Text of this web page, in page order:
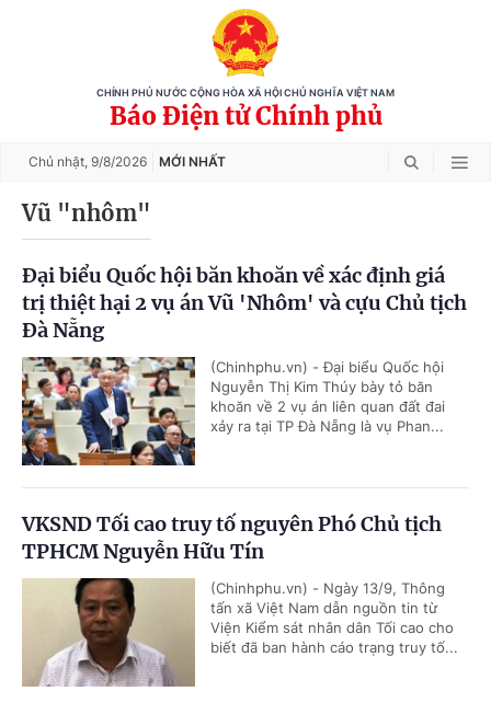
CHÍNH PHỦ NƯỚC CỘNG HÒA XÃ HỘI CHỦ NGHĨA VIỆT NAM
Báo Điện tử Chính phủ
Chủ nhật, 9/8/2026 MỚI NHẤT
Vũ "nhôm"
Đại biểu Quốc hội băn khoăn về xác định giá
trị thiệt hại 2 vụ án Vũ 'Nhôm' và cựu Chủ tịch
Đà Nẵng
(Chinhphu.vn) - Đại biểu Quốc hội
Nguyễn Thị Kim Thúy bày tỏ băn
khoăn về 2 vụ án liên quan đất đai
xảy ra tại TP Đà Nẵng là vụ Phan...
VKSND Tối cao truy tố nguyên Phó Chủ tịch
TPHCM Nguyễn Hữu Tín
(Chinhphu.vn) - Ngày 13/9, Thông
tấn xã Việt Nam dẫn nguồn tin từ
Viện Kiểm sát nhân dân Tối cao cho
biết đã ban hành cáo trạng truy tố...